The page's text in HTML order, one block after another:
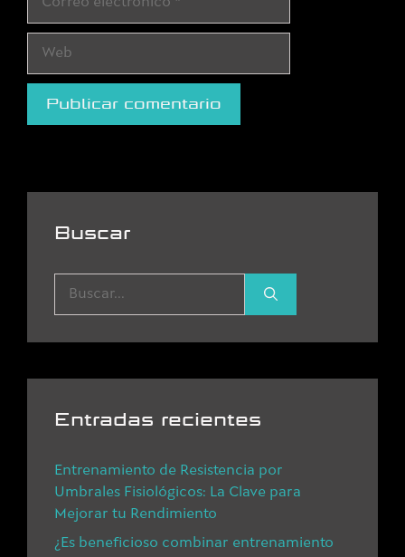
Buscar
Entradas recientes
Entrenamiento de Resistencia por
Umbrales Fisiológicos: La Clave para
Mejorar tu Rendimiento
¿Es beneficioso combinar entrenamiento